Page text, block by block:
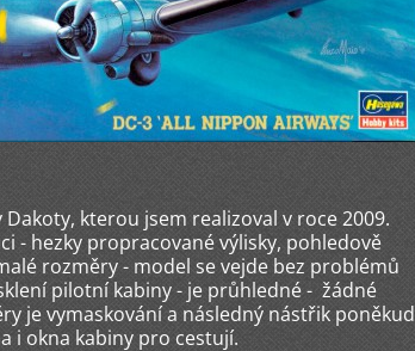
kterou jsem realizoval v roce 2009.
- hezky propracované výlisky, pohledově
rozměry - model se vejde bez problémů
pilotní kabiny - je průhledné - žádné
je vymaskování a následný nástřik poněkud
i okna kabiny pro cestují.